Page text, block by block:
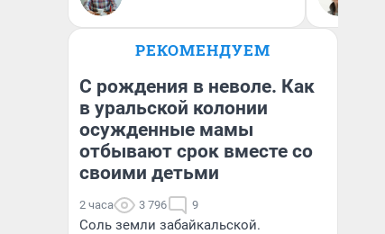
РЕКОМЕНДУЕМ
С рождения в неволе. Как
в уральской колонии
осужденные мамы
отбывают срок вместе со
своими детьми
2 часа 3 796 9
Соль земли забайкальской.